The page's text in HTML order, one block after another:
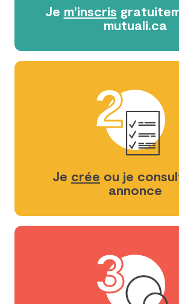
Je m'inscris
mutuali.ca
2
Je crée ou je
annonce
3